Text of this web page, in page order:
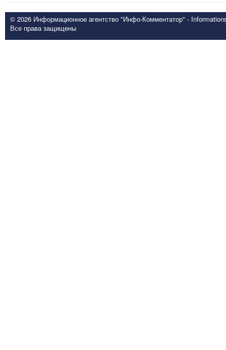
© 2026 Информационное агентство "Инфо-Комментатор" -
Все права защищены